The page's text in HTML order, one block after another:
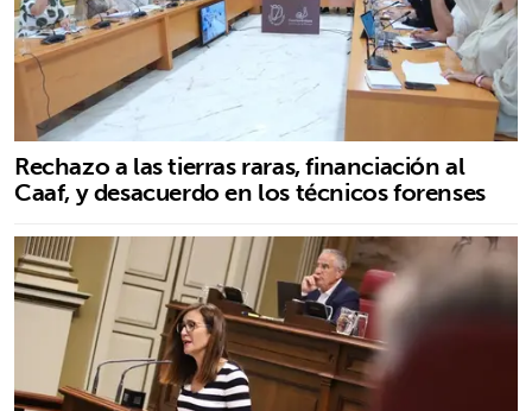
Rechazo a las tierras raras, financiación al
Caaf, y desacuerdo en los técnicos forenses